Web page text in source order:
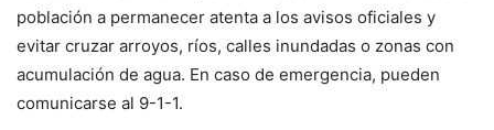
población a permanecer atenta a los avisos oficiales y
evitar cruzar arroyos, ríos, calles inundadas o zonas con
acumulación de agua. En caso de emergencia, pueden
comunicarse al 9-1-1.